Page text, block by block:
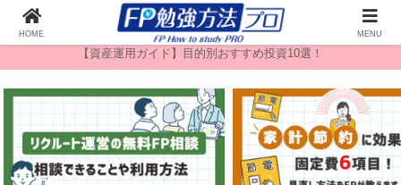
無料FP相談
【資産運用ガイド】目的別おすすめ投資10選！
HOME MENU